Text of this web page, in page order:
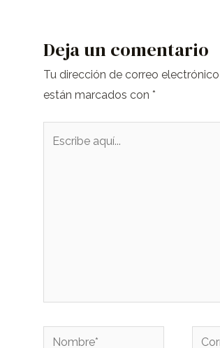
Deja un comentario
Tu dirección de correo
están marcados con *
Nombre*
Correo